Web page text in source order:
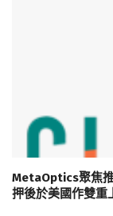
MetaOptics聚焦
押後於美國作雙重